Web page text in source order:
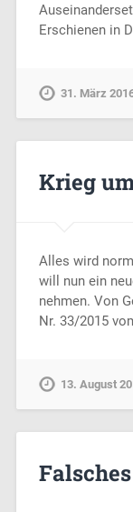
Erschienen in
31. März
Krieg
Alles wird
will nun ein
nehmen. Von
Nr. 33/2015
13. August